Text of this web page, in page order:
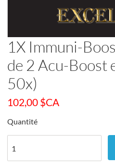
1X Immuni-
de 2 Acu-Boost
50x)
102,00 $CA
Quantité